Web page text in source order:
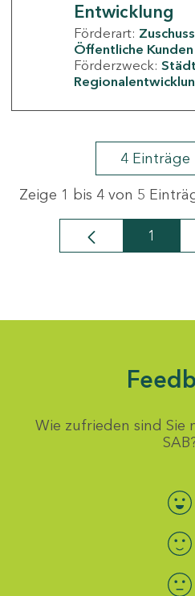
Entwicklung
Förderart: Zuschuss
Öffentliche Kunden
Förderzweck:
4 Einträge
Zeige 1 bis 4 von 5
Seite
1
Wie zufrieden sind Sie